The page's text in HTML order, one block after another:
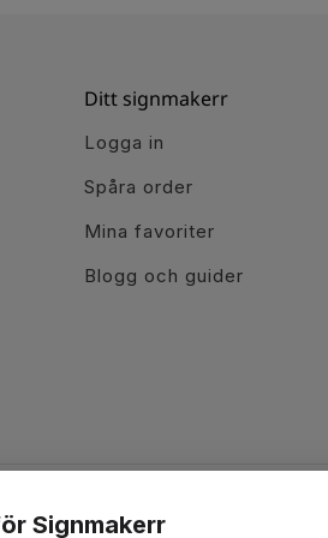
Ditt signmakerr
Logga in
Spåra order
Mina favoriter
Blogg och guider
tjänster
Signmakerr